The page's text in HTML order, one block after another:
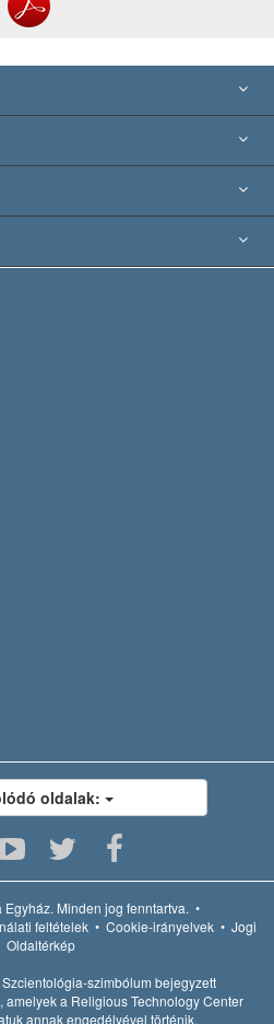
oldalak:
Egyház. Minden jog fenntartva. •
feltételek • Cookie-irányelvek • Jogi
Oldaltérkép
szimbólum bejegyzett
a Religious Technology Center
annak engedélyével történik.